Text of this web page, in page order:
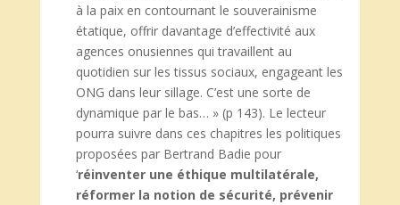
à la paix en contournant le souverainisme
étatique, offrir davantage d’effectivité aux
agences onusiennes qui travaillent au
quotidien sur les tissus sociaux, engageant les
ONG dans leur sillage. C’est une sorte de
dynamique par le bas… » (p 143). Le lecteur
pourra suivre dans ces chapitres les politiques
proposées par Bertrand Badie pour
‘réinventer une éthique multilatérale,
réformer la notion de sécurité, prévenir